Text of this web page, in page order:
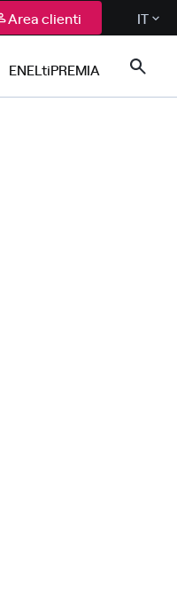
Area clienti IT
ENELtiPREMIA